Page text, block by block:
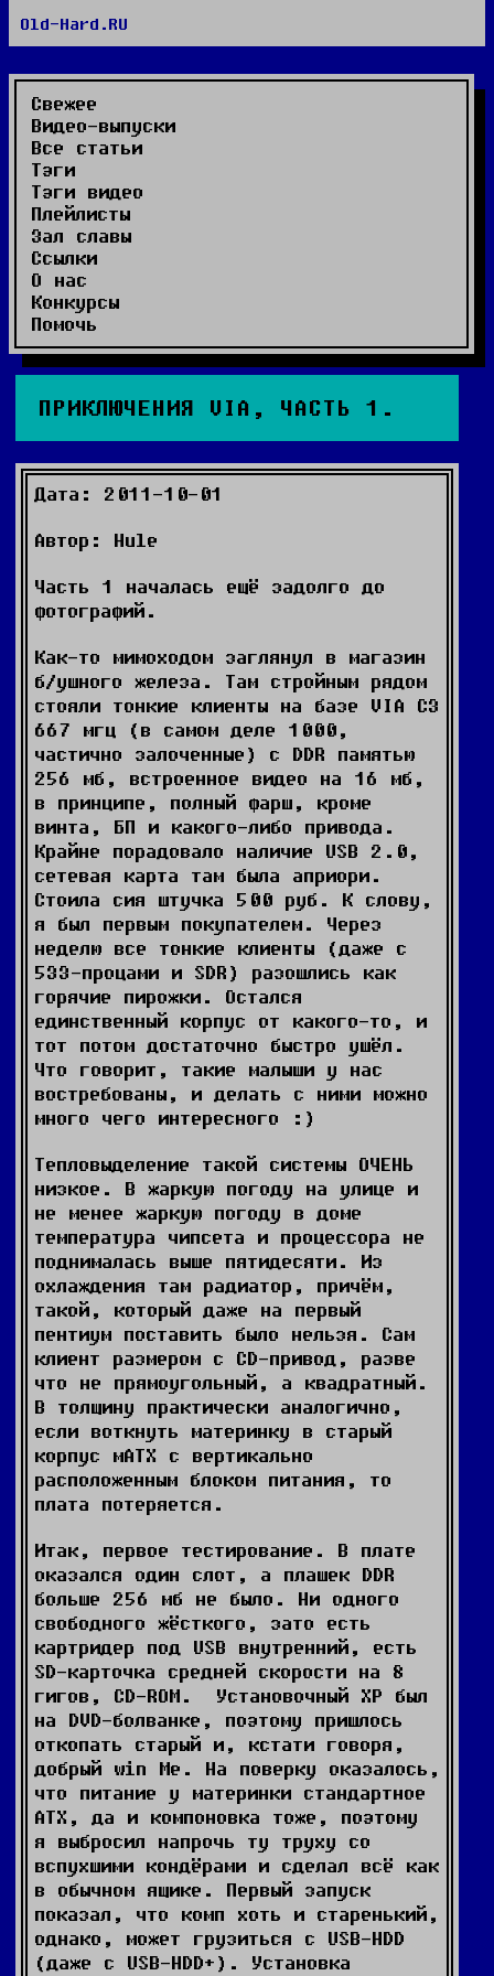
Old-Hard.RU
RSS комментариев
Видео-выпуски
Свежее
Видео-выпуски
Все статьи
Тэги
Тэги видео
Плейлисты
Зал славы
Ссылки
О нас
Конкурсы
Помочь
ПРИКЛЮЧЕНИЯ VIA, ЧАСТЬ 1.
Дата: 2011-10-01
Автор: Hule
Часть 1 началась ещё задолго до
фотографий.
Как-то мимоходом заглянул в магазин
б/ушного железа. Там стройным рядом
стояли тонкие клиенты на базе VIA C3
667 мгц (в самом деле 1000,
частично залоченные) с DDR памятью
256 мб, встроенное видео на 16 мб,
в принципе, полный фарш, кроме
винта, БП и какого-либо привода.
Крайне порадовало наличие USB 2.0,
сетевая карта там была априори.
Стоила сия штучка 500 руб. К слову,
я был первым покупателем. Через
неделю все тонкие клиенты (даже с
533-процами и SDR) разошлись как
горячие пирожки. Остался
единственный корпус от какого-то, и
тот потом достаточно быстро ушёл.
Что говорит, такие малыши у нас
востребованы, и делать с ними можно
много чего интересного :)
Тепловыделение такой системы ОЧЕНЬ
низкое. В жаркую погоду на улице и
не менее жаркую погоду в доме
температура чипсета и процессора не
поднималась выше пятидесяти. Из
охлаждения там радиатор, причём,
такой, который даже на первый
пентиум поставить было нельзя. Сам
клиент размером с CD-привод, разве
что не прямоугольный, а квадратный.
В толщину практически аналогично,
если воткнуть материнку в старый
корпус мАТХ с вертикально
расположенным блоком питания, то
плата потеряется.
Итак, первое тестирование. В плате
оказался один слот, а плашек DDR
больше 256 мб не было. Ни одного
свободного жёсткого, зато есть
картридер под USB внутренний, есть
SD-карточка средней скорости на 8
гигов, CD-ROM. Установочный ХР был
на DVD-болванке, поэтому пришлось
откопать старый и, кстати говоря,
добрый win Me. На поверку оказалось,
что питание у материнки стандартное
АТХ, да и компоновка тоже, поэтому
я выбросил напрочь ту труху со
вспухшими кондёрами и сделал всё как
в обычном ящике. Первый запуск
показал, что комп хоть и старенький,
однако, может грузиться с USB-HDD
(даже с USB-HDD+). Установка